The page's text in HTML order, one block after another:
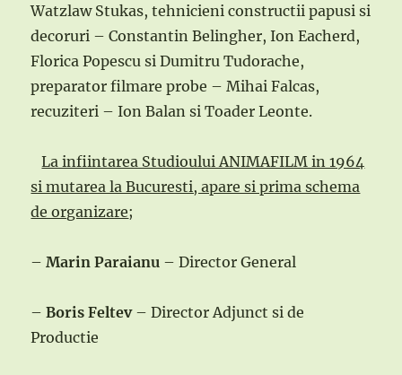
Watzlaw Stukas, tehnicieni constructii papusi si
decoruri – Constantin Belingher, Ion Eacherd,
Florica Popescu si Dumitru Tudorache,
preparator filmare probe – Mihai Falcas,
recuziteri – Ion Balan si Toader Leonte.
La infiintarea Studioului ANIMAFILM in 1964
si mutarea la Bucuresti, apare si prima schema
de organizare;
–Marin Paraianu – Director General
–Boris Feltev – Director Adjunct si de
Productie